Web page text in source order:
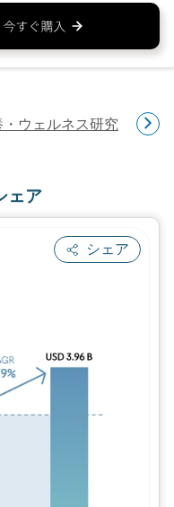
ウェルネス研究 ペ
ェア
シェア